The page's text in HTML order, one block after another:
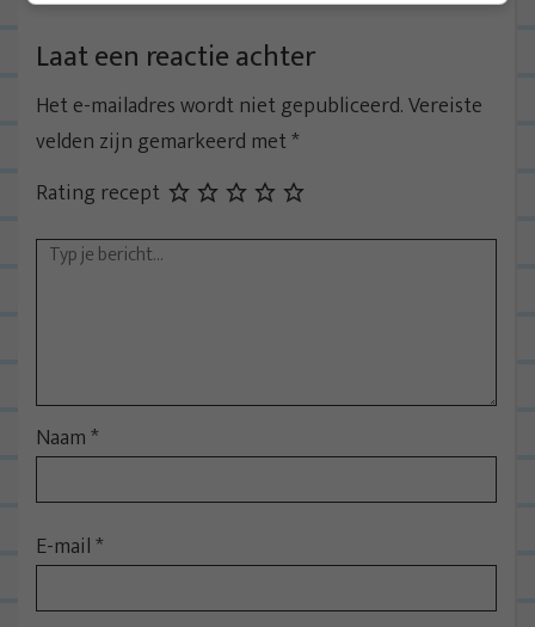
Laat een reactie achter
Het e-mailadres wordt niet gepubliceerd.Vereiste
velden zijn gemarkeerd met*
Rating recept
Naam*
E-mail*